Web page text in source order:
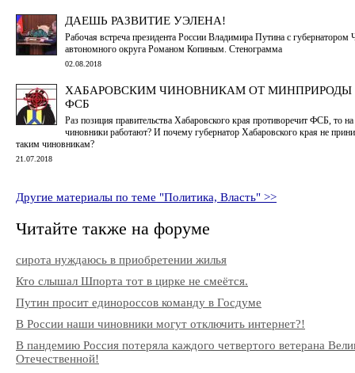
ДАЕШЬ РАЗВИТИЕ УЭЛЕНА!
Рабочая встреча президента России Владимира Путина с губернатором
автономного округа Романом Копиным. Стенограмма
02.08.2018
ХАБАРОВСКИМ ЧИНОВНИКАМ ОТ МИНПРИРОДЫ
ФСБ
Раз позиция правительства Хабаровского края противоречит ФСБ, то на
чиновники работают? И почему губернатор Хабаровского края не
таким чиновникам?
21.07.2018
Другие материалы по теме "Политика, Власть" >>
Читайте также на форуме
сирота нуждаюсь в приобретении жилья
Кто слышал Шпорта тот в цирке не смеётся.
Путин просит единороссов команду в Госдуме
В России наши чиновники могут отключить интернет?!
В пандемию Россия потеряла каждого четвертого ветерана
Отечественной!